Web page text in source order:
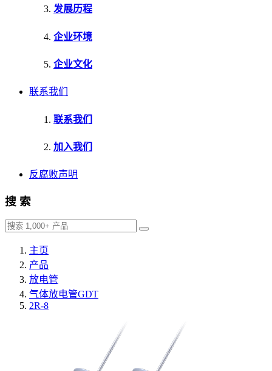
发展历程
企业环境
企业文化
联系我们
联系我们
加入我们
反腐败声明
搜 索
主页
产品
放电管
气体放电管GDT
2R-8